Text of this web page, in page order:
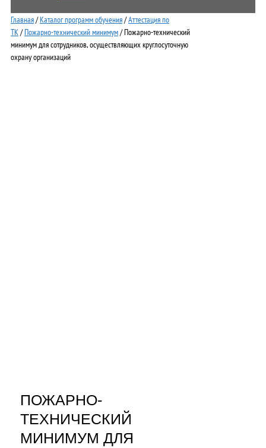
Главная/Каталог программ обучения/Аттестация по
ТК/Пожарно-технический минимум/ Пожарно-технический
минимум для сотрудников, осуществляющих круглосуточную
охрану организаций
ПОЖАРНО-
ТЕХНИЧЕСКИЙ
МИНИМУМ ДЛЯ